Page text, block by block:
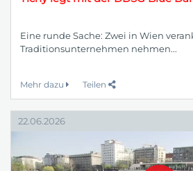
Eine runde Sache: Zwei in Wien
Traditionsunternehmen nehmen...
Mehr dazu Teilen
22.06.2026